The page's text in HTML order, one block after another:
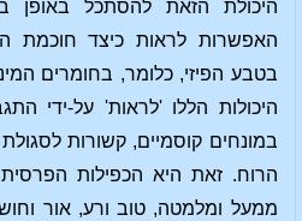
היכולת הזאת להסתכל באופן
האפשרות לראות כיצד
בטבע הפיזי, כלומר, בחומרים
היכולות הללו 'לראות' על-ידי
במונחים קוסמיים, קשורות לסגולת
הרוח. זאת היא הכפילות
ממעל ומלמטה, טוב ורע, אור